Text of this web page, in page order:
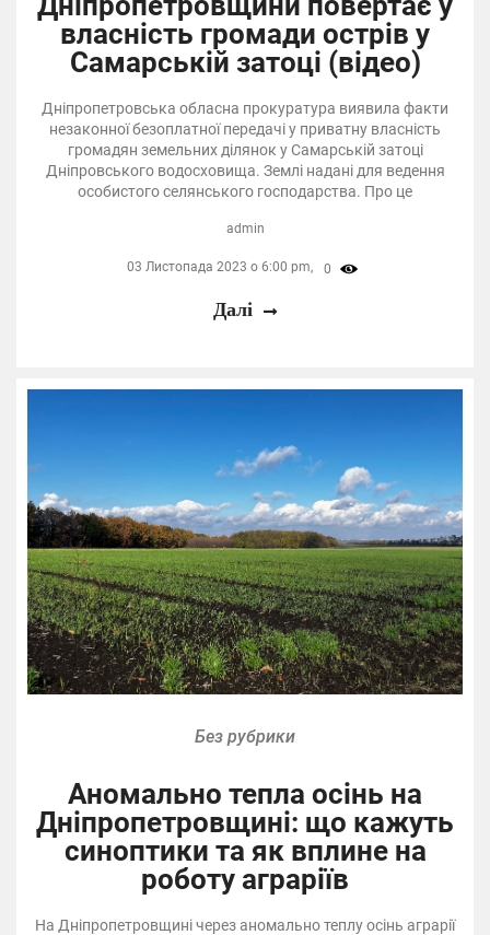
власність громади острів у
Самарській затоці (відео)
Дніпропетровська обласна прокуратура виявила факти
незаконної безоплатної передачі у приватну власність
громадян земельних ділянок у Самарській затоці
Дніпровського водосховища. Землі надані для ведення
особистого селянського господарства. Про це
admin
03 Листопада 2023 о 6:00 pm, 0
Далі
Без рубрики
Аномально тепла осінь на
Дніпропетровщині: що кажуть
синоптики та як вплине на
роботу аграріїв
На Дніпропетровщині через аномально теплу осінь аграрії